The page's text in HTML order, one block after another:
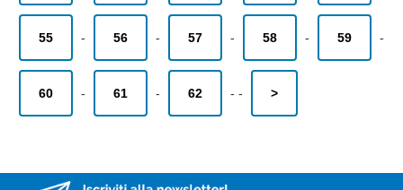
55 - 56 - 57 - 58 - 59 -
60 - 61 - 62 - - >